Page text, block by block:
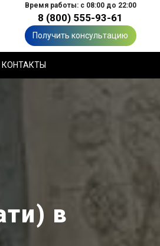
Время работы: с 08:00 до 22:00
8 (800) 555-93-61
Получить консультацию
КОНТАКТЫ
в